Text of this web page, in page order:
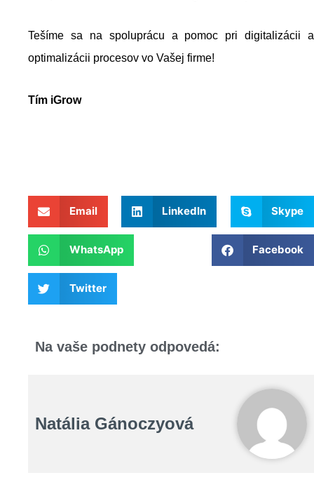
Tešíme sa na spoluprácu a pomoc pri digitalizácii a
optimalizácii procesov vo Vašej firme!
Tím iGrow
Email LinkedIn Skype
WhatsApp Facebook
Twitter
Na vaše podnety odpovedá:
Natália Gánoczyová